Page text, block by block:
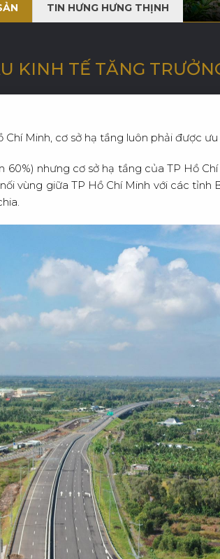
HO
TI
TIN HƯNG HƯNG THỊNH
KINH TẾ TĂNG
Minh, cơ sở hạ tầng luôn phải được
nhưng cơ sở hạ tầng của TP Hồ
vùng giữa TP Hồ Chí Minh với các tỉnh